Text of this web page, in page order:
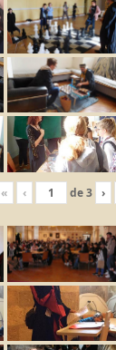
« ‹ de3 ›